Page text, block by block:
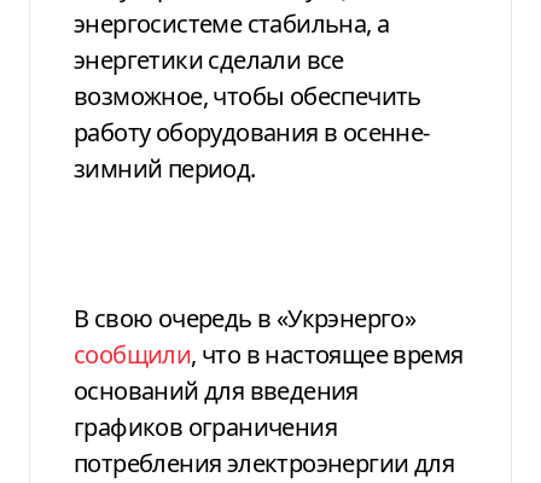
энергосистеме стабильна, а
энергетики сделали все
возможное, чтобы обеспечить
работу оборудования в осенне-
зимний период.
В свою очередь в «Укрэнерго»
сообщили, что в настоящее время
оснований для введения
графиков ограничения
потребления электроэнергии для